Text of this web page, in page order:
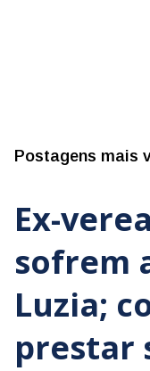
Postagens mais
Ex-
sofrem
Luzia;
prestar